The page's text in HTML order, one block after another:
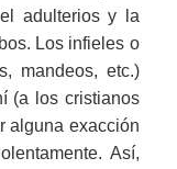
adulterios y la
Los infieles o
mandeos, etc.)
(a los cristianos
alguna exacción
Así,